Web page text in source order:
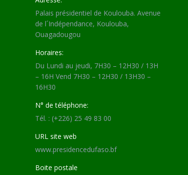
Palais présidentiel de Koulouba. Avenue
de l´Indépendance, Koulouba,
Ouagadougou
Horaires:
Du Lundi au jeudi, 7H30 – 12H30 / 13H
– 16H Vend 7H30 – 12H30 / 13H30 –
16H30
N° de téléphone:
Tél. : (+226) 25 49 83 00
URL site web
www.presidencedufaso.bf
Boite postale